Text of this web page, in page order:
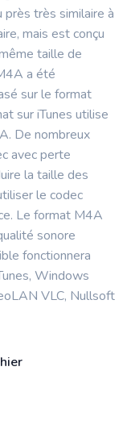
très similaire à
mais est conçu
taille de
a été
sur le format
sur iTunes utilise
De nombreux
avec perte
la taille des
le codec
Le format M4A
sonore
fonctionnera
Windows
VLC, Nullsoft